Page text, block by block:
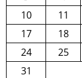
10
11
17
18
24
25
31